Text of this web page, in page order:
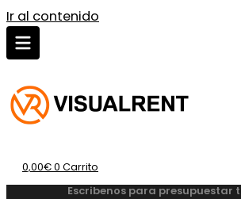
Ir al contenido
0,00€0 Carrito
Escribenos para presupuestar